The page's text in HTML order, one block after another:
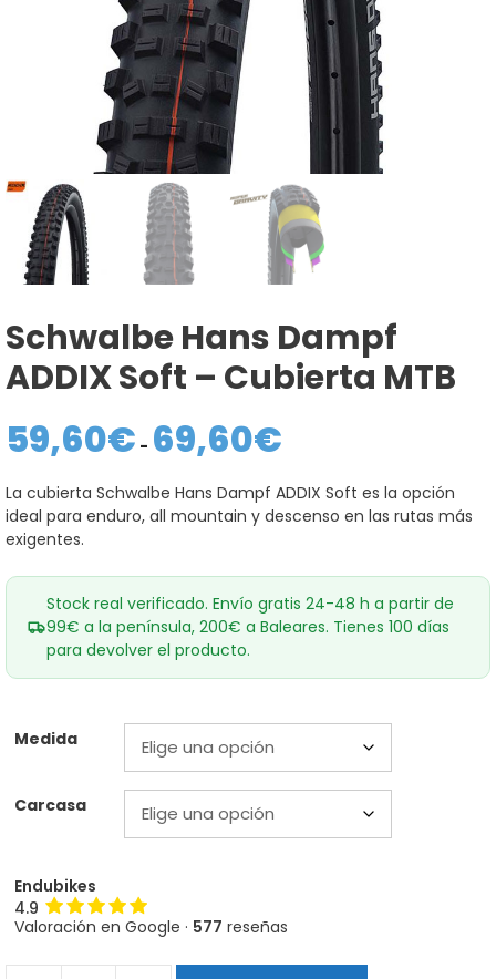
Schwalbe Hans Dampf
ADDIX Soft – Cubierta MTB
59,60€ - 69,60€
59,60€
hasta
La cubierta Schwalbe Hans Dampf ADDIX Soft es la opción
ideal para enduro, all mountain y descenso en las rutas más
exigentes.
Stock real verificado. Envío gratis 24-48 h a partir de
99€ a la península, 200€ a Baleares. Tienes 100 días
para devolver el producto.
Medida
Carcasa
Endubikes
4.9
Valoración en Google · 577 reseñas